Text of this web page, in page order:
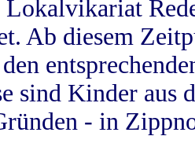
Lokalvikariat
Ab diesem
sind Kinder aus
- in